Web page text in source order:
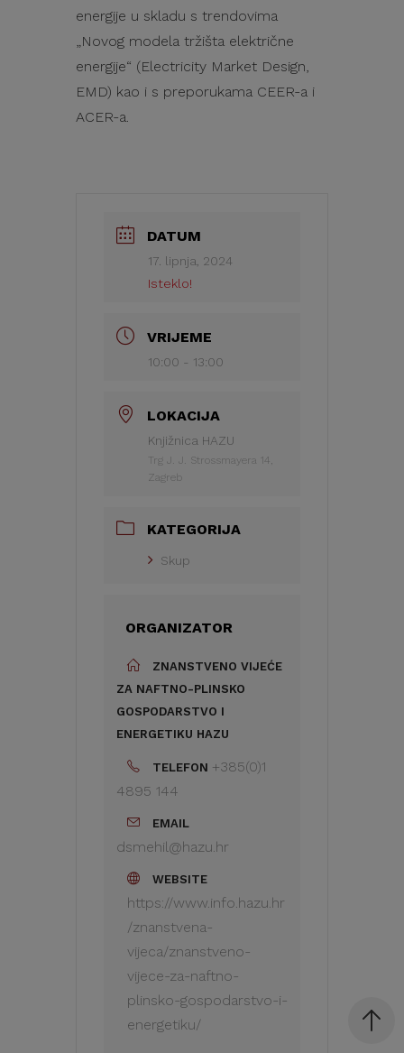
energije u skladu s trendovima
„Novog modela tržišta električne
energije“ (Electricity Market Design,
EMD) kao i s preporukama CEER-a i
ACER-a.
DATUM
17. lipnja, 2024
Isteklo!
VRIJEME
10:00 - 13:00
LOKACIJA
Knjižnica HAZU
Trg J. J. Strossmayera 14,
Zagreb
KATEGORIJA
Skup
ORGANIZATOR
ZNANSTVENO VIJEĆE
ZA NAFTNO-PLINSKO
GOSPODARSTVO I
ENERGETIKU HAZU
TELEFON +385(0)1
4895 144
EMAIL
dsmehil@hazu.hr
WEBSITE
https://www.info.hazu.hr
/znanstvena-
vijeca/znanstveno-
vijece-za-naftno-
plinsko-gospodarstvo-i-
energetiku/